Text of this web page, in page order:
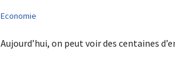
Economie
Aujourd’hui, on peut voir des centaines